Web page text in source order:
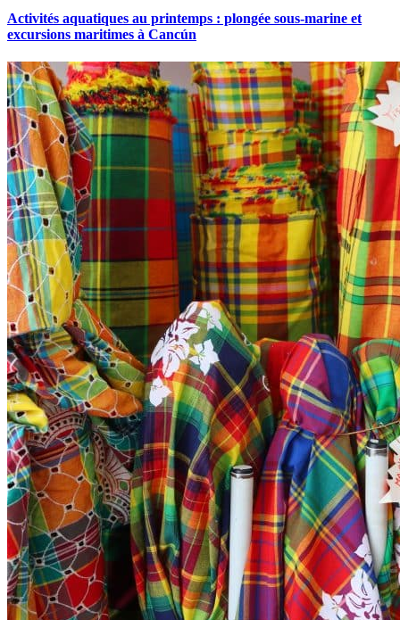
Activités aquatiques au printemps : plongée sous-marine et
excursions maritimes à Cancún